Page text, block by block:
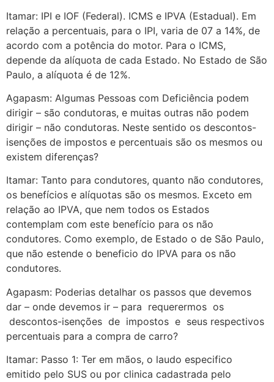
Itamar: IPI e IOF (Federal). ICMS e IPVA (Estadual). Em
relação a percentuais, para o IPI, varia de 07 a 14%, de
acordo com a potência do motor. Para o ICMS,
depende da alíquota de cada Estado. No Estado de São
Paulo, a alíquota é de 12%.
Agapasm: Algumas Pessoas com Deficiência podem
dirigir – são condutoras, e muitas outras não podem
dirigir – não condutoras. Neste sentido os descontos-
isenções de impostos e percentuais são os mesmos ou
existem diferenças?
Itamar: Tanto para condutores, quanto não condutores,
os benefícios e alíquotas são os mesmos. Exceto em
relação ao IPVA, que nem todos os Estados
contemplam com este benefício para os não
condutores. Como exemplo, de Estado o de São Paulo,
que não estende o beneficio do IPVA para os não
condutores.
Agapasm: Poderias detalhar os passos que devemos
dar – onde devemos ir – para requerermos os
descontos-isenções de impostos e seus respectivos
percentuais para a compra de carro?
Itamar: Passo 1: Ter em mãos, o laudo especifico
emitido pelo SUS ou por clinica cadastrada pelo